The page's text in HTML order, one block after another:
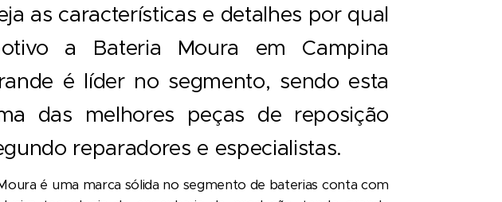
as características e detalhes por qual
a Bateria Moura em Campina
é líder no segmento, sendo esta
das melhores peças de reposição
reparadores e especialistas.
é uma marca sólida no segmento de baterias conta com